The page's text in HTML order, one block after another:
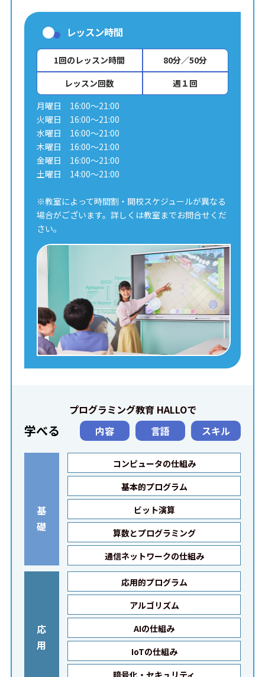
レッスン時間
1回のレッスン時間
80分／50分
レッスン回数
週１回
月曜日 16:00～21:00
火曜日 16:00～21:00
水曜日 16:00～21:00
木曜日 16:00～21:00
金曜日 16:00～21:00
土曜日 14:00～21:00
※教室によって時間割・開校スケジュールが異なる
場合がございます。詳しくは教室までお問合せくだ
さい。
プログラミング教育 HALLOで
学べる 内容 言語 スキル
基
礎
コンピュータの仕組み
基本的プログラム
ビット演算
算数とプログラミング
通信ネットワークの仕組み
応
用
応用的プログラム
アルゴリズム
AIの仕組み
IoTの仕組み
暗号化・セキュリティ